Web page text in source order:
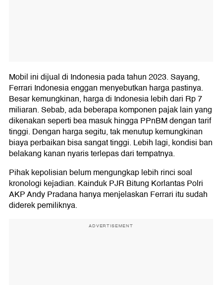
Mobil ini dijual di Indonesia pada tahun 2023. Sayang,
Ferrari Indonesia enggan menyebutkan harga pastinya.
Besar kemungkinan, harga di Indonesia lebih dari Rp 7
miliaran. Sebab, ada beberapa komponen pajak lain yang
dikenakan seperti bea masuk hingga PPnBM dengan tarif
tinggi. Dengan harga segitu, tak menutup kemungkinan
biaya perbaikan bisa sangat tinggi. Lebih lagi, kondisi ban
belakang kanan nyaris terlepas dari tempatnya.
Pihak kepolisian belum mengungkap lebih rinci soal
kronologi kejadian. Kainduk PJR Bitung Korlantas Polri
AKP Andy Pradana hanya menjelaskan Ferrari itu sudah
diderek pemiliknya.
ADVERTISEMENT